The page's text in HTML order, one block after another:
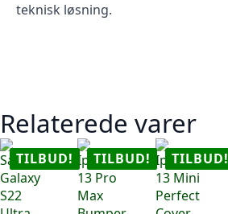
teknisk løsning.
Relaterede varer
TILBUD! TILBUD! TILBUD!